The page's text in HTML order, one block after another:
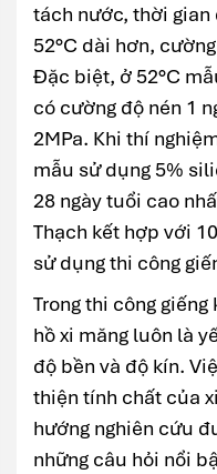
tách nước, thời gian
52°C dài hơn,
Đặc biệt, ở 52°C
có cường độ nén 1
2MPa. Khi thí
mẫu sử dụng 5%
28 ngày tuổi cao
Thạch kết hợp với
sử dụng thi công
Trong thi công
hồ xi măng luôn là
độ bền và độ kín.
thiện tính chất của
hướng nghiên cứu
những câu hỏi nổi